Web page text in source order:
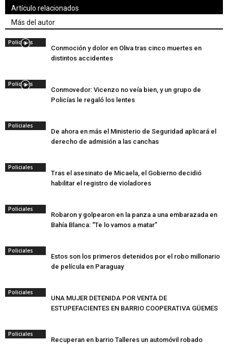
Artículo relacionados
Más del autor
Policiales
Conmoción y dolor en Oliva tras cinco muertes en
distintos accidentes
Policiales
Conmovedor: Vicenzo no veía bien, y un grupo de
Policías le regaló los lentes
Policiales
De ahora en más el Ministerio de Seguridad aplicará el
derecho de admisión a las canchas
Policiales
Tras el asesinato de Micaela, el Gobierno decidió
habilitar el registro de violadores
Policiales
Robaron y golpearon en la panza a una embarazada en
Bahía Blanca: “Te lo vamos a matar”
Policiales
Estos son los primeros detenidos por el robo millonario
de película en Paraguay
Policiales
UNA MUJER DETENIDA POR VENTA DE
ESTUPEFACIENTES EN BARRIO COOPERATIVA GÜEMES
Policiales
Recuperan en barrio Talleres un automóvil robado